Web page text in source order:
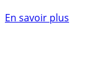
En savoir plus